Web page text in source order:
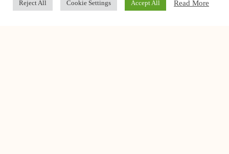
Reject All Cookie Settings Accept All Read More